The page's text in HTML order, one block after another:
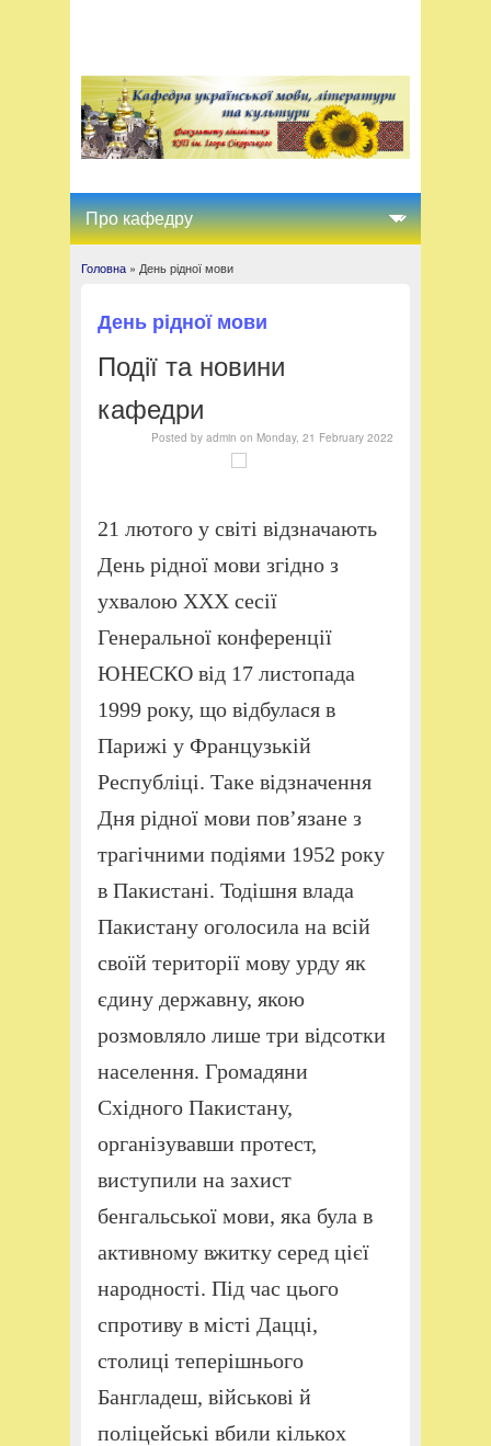
Ви є тут
Головна» День рідної мови
День рідної мови
Події та новини
кафедри
Posted byadmin onMonday, 21 February 2022
21 лютого у світі відзначають
День рідної мови згідно з
ухвалою ХХХ сесії
Генеральної конференції
ЮНЕСКО від 17 листопада
1999 року, що відбулася в
Парижі у Французькій
Республіці. Таке відзначення
Дня рідної мови пов’язане з
трагічними подіями 1952 року
в Пакистані. Тодішня влада
Пакистану оголосила на всій
своїй території мову урду як
єдину державну, якою
розмовляло лише три відсотки
населення. Громадяни
Східного Пакистану,
організувавши протест,
виступили на захист
бенгальської мови, яка була в
активному вжитку серед цієї
народності. Під час цього
спротиву в місті Дацці,
столиці теперішнього
Бангладеш, військові й
поліцейські вбили кількох